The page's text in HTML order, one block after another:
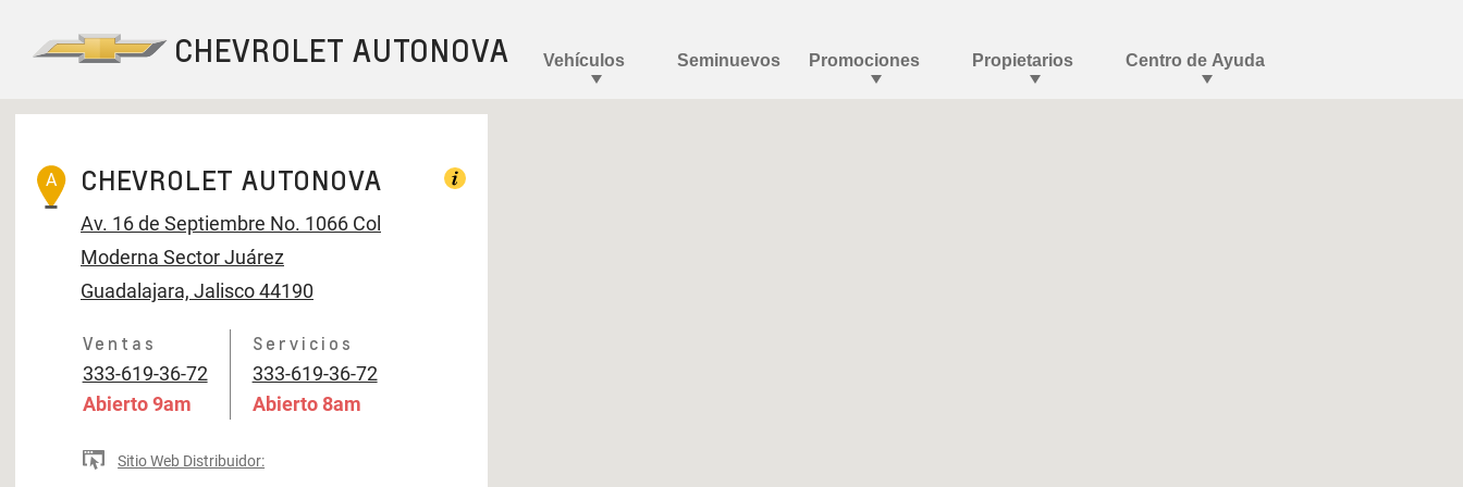
A CHEVROLET AUTONOVA
Av. 16 de Septiembre No. 1066 Col
Moderna Sector Juárez
Guadalajara, Jalisco 44190
Ventas
333-619-36-72
Abierto 9am
Servicios
333-619-36-72
Abierto 8am
Sitio Web Distribuidor: